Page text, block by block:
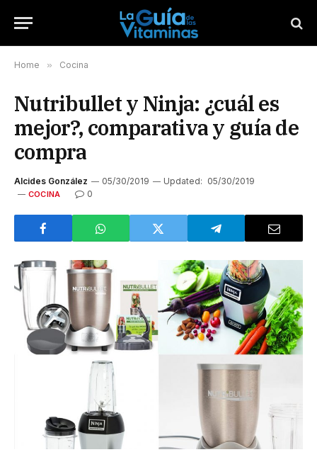
Home » Cocina
Nutribullet y Ninja: ¿cuál es
mejor?, comparativa y guía de
compra
Alcides González 05/30/2019 Updated: 05/30/2019
COCINA 0